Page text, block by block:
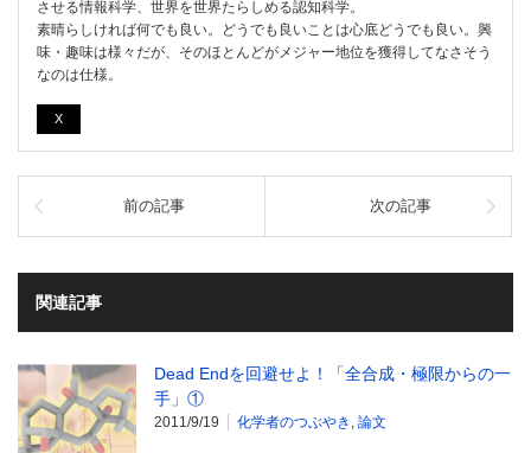
させる情報科学、世界を世界たらしめる認知科学。
素晴らしければ何でも良い。どうでも良いことは心底どうでも良い。興
味・趣味は様々だが、そのほとんどがメジャー地位を獲得してなさそう
なのは仕様。
X
前の記事 次の記事
関連記事
Dead Endを回避せよ！「全合成・極限からの一
手」①
2011/9/19 化学者のつぶやき , 論文